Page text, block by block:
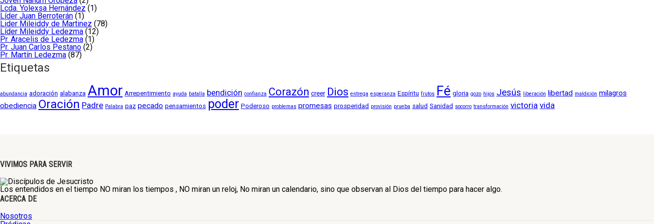
Lcda. Yolexsa Hernández(1)
Líder Juan Berroterán (1)
Lider Mileiddy de Martinez (78)
Líder Mileiddy Ledezma (12)
Pr. Aracelis de Ledezma (1)
Pr. Juan Carlos Pestano (2)
Pr. Martín Ledezma (87)
Etiquetas
abundancia adoración alabanza Amor Arrepentimiento ayuda batalla bendición confianza Corazón creer Dios entrega esperanza Espíritu frutos Fé gloria gozo hijos Jesús liberación libertad maldición milagros
obediencia Oración Padre Palabra paz pecado pensamientos poder Poderoso problemas promesas prosperidad provisión prueba salud Sanidad socorro transformación victoria vida
VIVIMOS PARA SERVIR
Los entendidos en el tiempo NO miran los tiempos , NO miran un reloj, No miran un calendario, sino que observan al Dios del tiempo para hacer algo.
ACERCA DE
Nosotros